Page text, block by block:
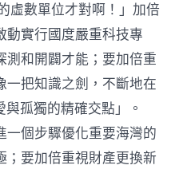
虛數單位才對啊！」加倍
動實行國度嚴重科技專
測和開闢才能；要加倍重
一把知識之劍，不斷地在
孤獨的精確交點」。
一個步驟優化重要海灣的
；要加倍重視財產更換新